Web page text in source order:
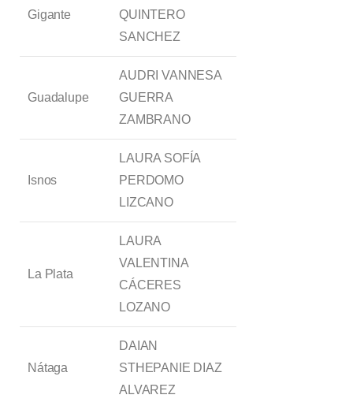
Gigante
QUINTERO
SANCHEZ
Guadalupe
AUDRI VANNESA
GUERRA
ZAMBRANO
Isnos
LAURA SOFÍA
PERDOMO
LIZCANO
La Plata
LAURA
VALENTINA
CÁCERES
LOZANO
Nátaga
DAIAN
STHEPANIE DIAZ
ALVAREZ